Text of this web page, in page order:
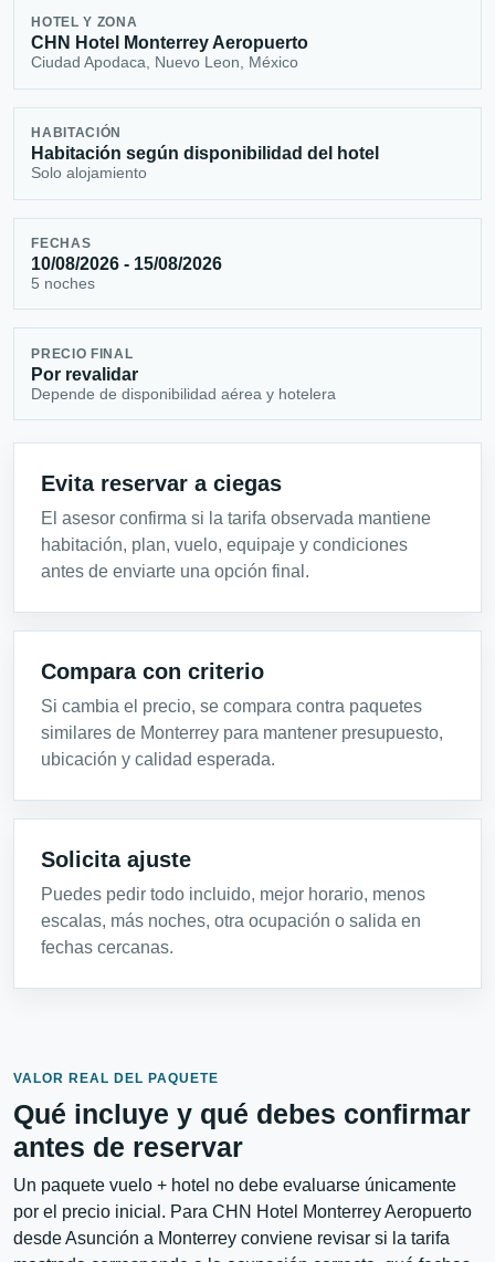
HOTEL Y ZONA
CHN Hotel Monterrey Aeropuerto
Ciudad Apodaca, Nuevo Leon, México
HABITACIÓN
Habitación según disponibilidad del hotel
Solo alojamiento
FECHAS
10/08/2026 - 15/08/2026
5 noches
PRECIO FINAL
Por revalidar
Depende de disponibilidad aérea y hotelera
Evita reservar a ciegas
El asesor confirma si la tarifa observada mantiene
habitación, plan, vuelo, equipaje y condiciones
antes de enviarte una opción final.
Compara con criterio
Si cambia el precio, se compara contra paquetes
similares de Monterrey para mantener presupuesto,
ubicación y calidad esperada.
Solicita ajuste
Puedes pedir todo incluido, mejor horario, menos
escalas, más noches, otra ocupación o salida en
fechas cercanas.
VALOR REAL DEL PAQUETE
Qué incluye y qué debes confirmar
antes de reservar
Un paquete vuelo + hotel no debe evaluarse únicamente
por el precio inicial. Para CHN Hotel Monterrey Aeropuerto
desde Asunción a Monterrey conviene revisar si la tarifa